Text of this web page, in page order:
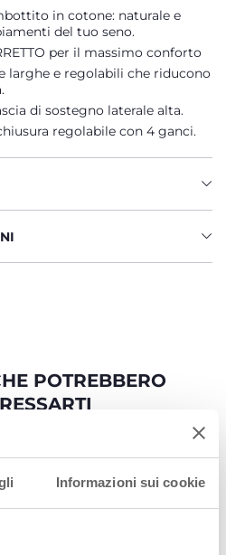
Informazioni sui cookie
in cotone: naturale e
del tuo seno.
per il massimo conforto
larghe e regolabili che riducono
di sostegno laterale alta.
regolabile con 4 ganci.
POTREBBERO